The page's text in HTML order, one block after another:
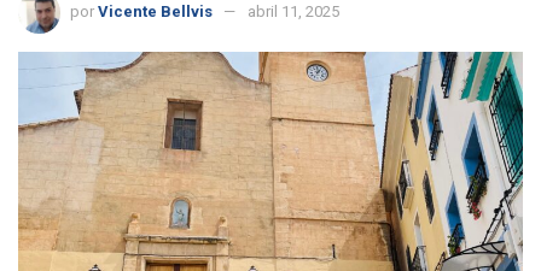
por Vicente Bellvis abril 11, 2025